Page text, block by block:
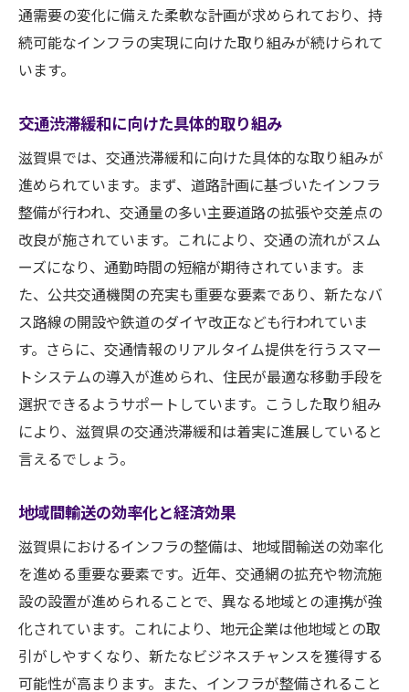
通需要の変化に備えた柔軟な計画が求められており、持
続可能なインフラの実現に向けた取り組みが続けられて
います。
交通渋滞緩和に向けた具体的取り組み
滋賀県では、交通渋滞緩和に向けた具体的な取り組みが
進められています。まず、道路計画に基づいたインフラ
整備が行われ、交通量の多い主要道路の拡張や交差点の
改良が施されています。これにより、交通の流れがスム
ーズになり、通勤時間の短縮が期待されています。ま
た、公共交通機関の充実も重要な要素であり、新たなバ
ス路線の開設や鉄道のダイヤ改正なども行われていま
す。さらに、交通情報のリアルタイム提供を行うスマー
トシステムの導入が進められ、住民が最適な移動手段を
選択できるようサポートしています。こうした取り組み
により、滋賀県の交通渋滞緩和は着実に進展していると
言えるでしょう。
地域間輸送の効率化と経済効果
滋賀県におけるインフラの整備は、地域間輸送の効率化
を進める重要な要素です。近年、交通網の拡充や物流施
設の設置が進められることで、異なる地域との連携が強
化されています。これにより、地元企業は他地域との取
引がしやすくなり、新たなビジネスチャンスを獲得する
可能性が高まります。また、インフラが整備されること